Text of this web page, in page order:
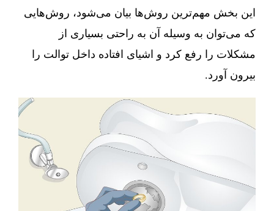
این بخش مهم‌ترین روش‌ها بیان می‌شود، روش‌هایی
که می‌توان به وسیله آن به راحتی بسیاری از
مشکلات را رفع کرد و اشیای افتاده داخل توالت را
بیرون آورد.